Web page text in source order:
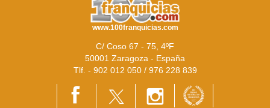
www.100franquicias.com
C/ Coso 67 - 75, 4ºF
50001 Zaragoza - España
Tlf. - 902 012 050 / 976 228 839